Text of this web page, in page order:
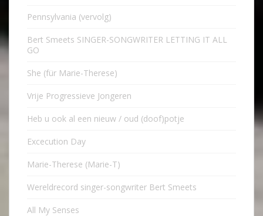
Pennsylvania (vervolg)
Bert Smeets SINGER-SONGWRITER LETTING IT ALL
GO
She (für Marie-Therese)
Vrije Progressieve Jongeren
Heb u ook al een nieuw / oud (doof)potje
Excecution Day
Marie-Therese (Marie-T)
Wereldrecord singer-songwriter Bert Smeets
All My Senses